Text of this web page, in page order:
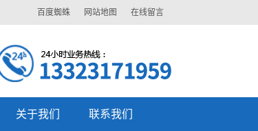
在线留言
网站地图
百度蜘蛛
关于我们 联系我们